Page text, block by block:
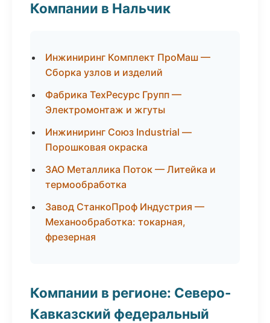
Компании в Нальчик
Инжиниринг Комплект ПроМаш —
Сборка узлов и изделий
Фабрика ТехРесурс Групп —
Электромонтаж и жгуты
Инжиниринг Союз Industrial —
Порошковая окраска
ЗАО Металлика Поток — Литейка и
термообработка
Завод СтанкоПроф Индустрия —
Механообработка: токарная,
фрезерная
Компании в регионе: Северо-
Кавказский федеральный